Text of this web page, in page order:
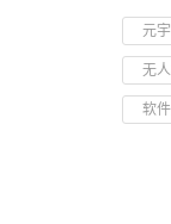
元
无
软